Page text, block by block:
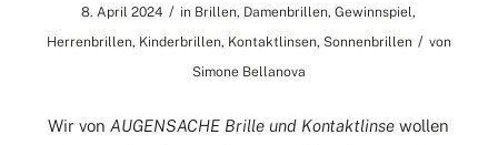
8. April 2024 / in Brillen, Damenbrillen,Gewinnspiel,
Herrenbrillen, Kinderbrillen, Kontaktlinsen, Sonnenbrillen / von
Simone Bellanova
Wir von AUGENSACHE Brille und Kontaktlinse wollen